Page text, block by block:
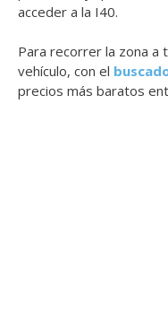
acceder a la I40.
Para recorrer la zona a
vehículo, con el
precios más baratos